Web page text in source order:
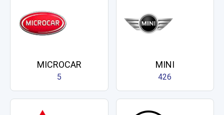
MICROCAR
5
MINI
426